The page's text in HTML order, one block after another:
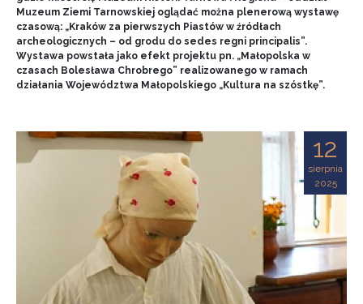
Muzeum Ziemi Tarnowskiej oglądać można plenerową wystawę
czasową: „Kraków za pierwszych Piastów w źródłach
archeologicznych – od grodu do sedes regni principalis”.
Wystawa powstała jako efekt projektu pn. „Małopolska w
czasach Bolesława Chrobrego” realizowanego w ramach
działania Województwa Małopolskiego „Kultura na szóstkę”.
12
sierpnia
2025